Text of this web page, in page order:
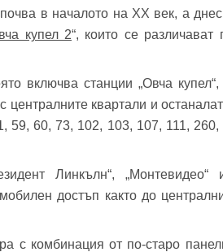
Вход
Вход като гост
или използвай профил
Вход с
в началото на XX век, а
купел 2“, които се
включва станции „Овча
централните квартали и
59, 60, 73, 102, 103, 107, 111,
Линкълн“,
достъп както до
с комбинация от по-старо
Заяви оглед